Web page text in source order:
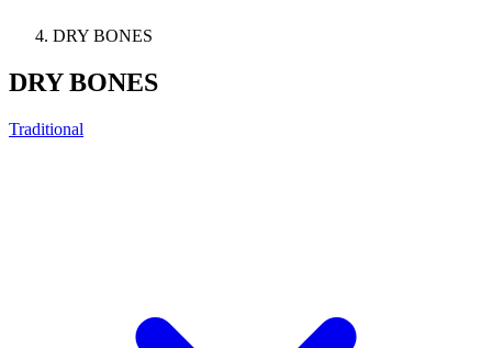
DRY BONES
DRY BONES
Traditional